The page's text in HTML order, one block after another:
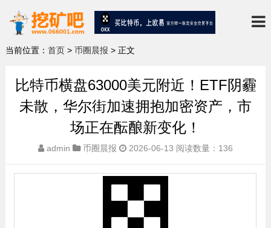
当前位置： 首页> 币圈晨报 > 正文
比特币横盘63000美元附近！ETF阴霾
未散，华尔街加速拥抱加密资产，市
场正在酝酿新变化！
admin 币圈晨报 2026-06-13 阅读数量：136